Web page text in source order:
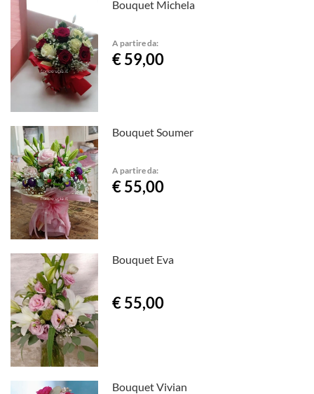
Bouquet Michela
A partire da:
€ 59,00
Bouquet Soumer
A partire da:
€ 55,00
Bouquet Eva
€ 55,00
Bouquet Vivian